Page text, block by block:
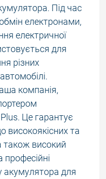
Під час
обмін електронами,
електричної
для
різних
компанія,
Це гарантує
високоякісних та
також високий
професійні
акумулятора для